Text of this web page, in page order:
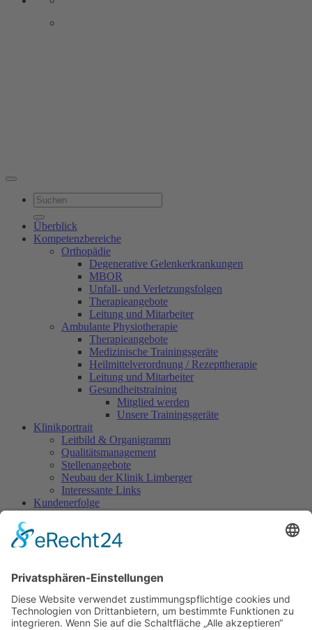
Qualitätsmanagement
Überblick
Kompetenzbereiche
Orthopädie
Degenerative Gelenkerkrankungen
MBOR
Unfall- und Verletzungsfolgen
Therapieangebote
Leitung und Mitarbeiter
Ambulante Physiotherapie
Therapieangebote
Medizinische Trainingsgeräte
Heilmittelverordnung / Rezepttherapie
Leitung und Mitarbeiter
Gesundheitstraining
Mitglied werden
Unsere Trainingsgeräte
Klinikportrait
Leitbild & Organigramm
Qualitätsmanagement
Stellenangebote
Neubau der Klinik Limberger
Interessante Links
Kundenerfolge
Zimmerpreise
KURkompakt
KURpremium
Ambulante Badekur